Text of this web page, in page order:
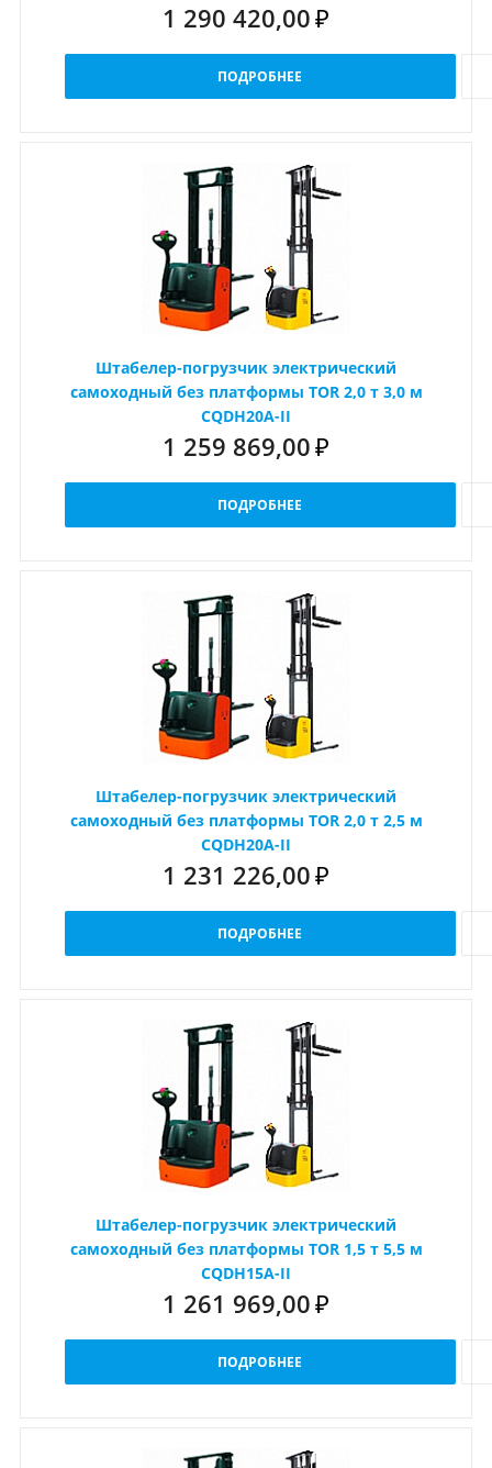
1 290 420,00 ₽
ПОДРОБНЕЕ
Штабелер-погрузчик электрический
самоходный без платформы TOR 2,0 т 3,0 м
CQDH20A-II
1 259 869,00 ₽
ПОДРОБНЕЕ
Штабелер-погрузчик электрический
самоходный без платформы TOR 2,0 т 2,5 м
CQDH20A-II
1 231 226,00 ₽
ПОДРОБНЕЕ
Штабелер-погрузчик электрический
самоходный без платформы TOR 1,5 т 5,5 м
CQDH15A-II
1 261 969,00 ₽
ПОДРОБНЕЕ